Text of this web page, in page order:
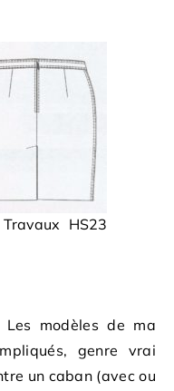
HS23
modèles de ma
genre vrai
un caban (avec ou